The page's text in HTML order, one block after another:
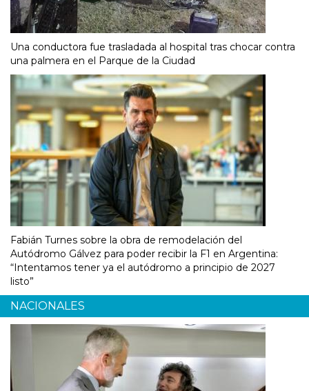
Una conductora fue trasladada al hospital tras chocar contra
una palmera en el Parque de la Ciudad
Fabián Turnes sobre la obra de remodelación del
Autódromo Gálvez para poder recibir la F1 en Argentina:
“Intentamos tener ya el autódromo a principio de 2027
listo”
NACIONALES